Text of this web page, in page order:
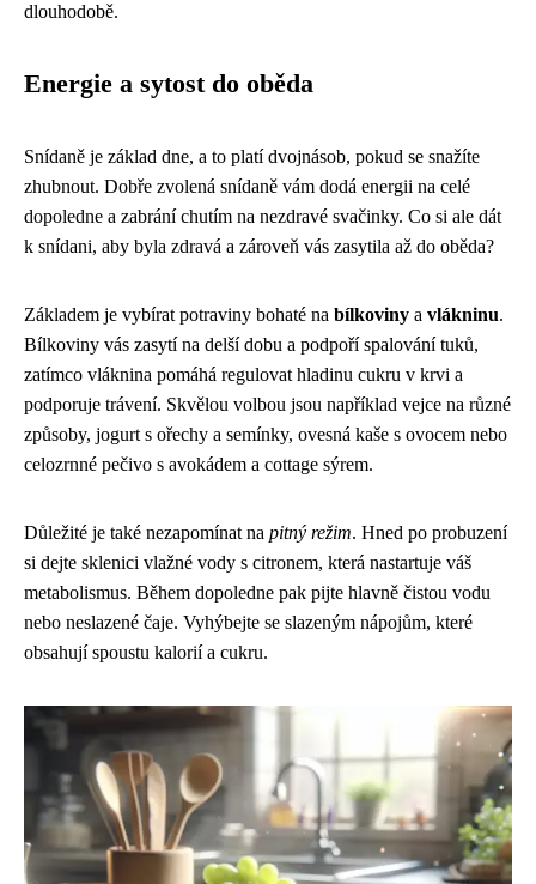
dlouhodobě.
Energie a sytost do oběda
Snídaně je základ dne, a to platí dvojnásob, pokud se snažíte
zhubnout. Dobře zvolená snídaně vám dodá energii na celé
dopoledne a zabrání chutím na nezdravé svačinky. Co si ale dát
k snídani, aby byla zdravá a zároveň vás zasytila až do oběda?
Základem je vybírat potraviny bohaté na bílkoviny a vlákninu.
Bílkoviny vás zasytí na delší dobu a podpoří spalování tuků,
zatímco vláknina pomáhá regulovat hladinu cukru v krvi a
podporuje trávení. Skvělou volbou jsou například vejce na různé
způsoby, jogurt s ořechy a semínky, ovesná kaše s ovocem nebo
celozrnné pečivo s avokádem a cottage sýrem.
Důležité je také nezapomínat na pitný režim. Hned po probuzení
si dejte sklenici vlažné vody s citronem, která nastartuje váš
metabolismus. Během dopoledne pak pijte hlavně čistou vodu
nebo neslazené čaje. Vyhýbejte se slazeným nápojům, které
obsahují spoustu kalorií a cukru.